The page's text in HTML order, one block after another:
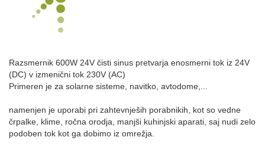
Razsmernik 600W 24V čisti sinus pretvarja enosmerni tok iz 24V
(DC) v izmenični tok 230V (AC)
Primeren je za solarne sisteme, navitko, avtodome,...
namenjen je uporabi pri zahtevnješih porabnikih, kot so vedne
črpalke, klime, ročna orodja, manjši kuhinjski aparati, saj nudi zelo
podoben tok kot ga dobimo iz omrežja.